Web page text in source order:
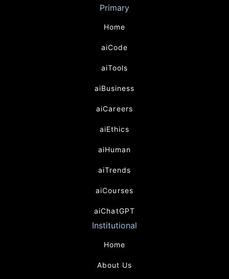
Primary
Home
aiCode
aiTools
aiBusiness
aiCareers
aiEthics
aiHuman
aiTrends
aiCourses
aiChatGPT
Institutional
Home
About Us